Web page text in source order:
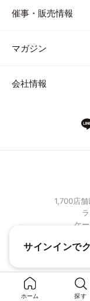
ホーム 探す
催事・販売情報
マガジン
会社情報
1,700店
ケ
サインインで